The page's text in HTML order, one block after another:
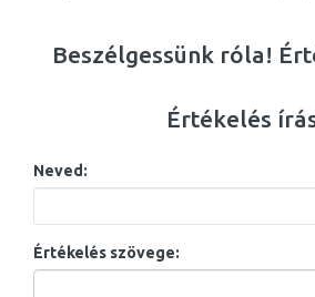
Beszélgessünk róla!
Értékelés
Neved:
Értékelés szövege: